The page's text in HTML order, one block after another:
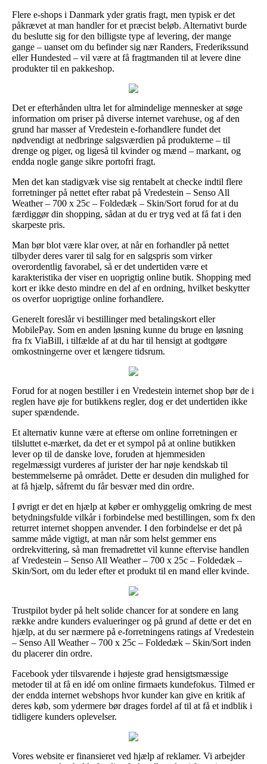
Flere e-shops i Danmark yder gratis fragt, men typisk er det
påkrævet at man handler for et præcist beløb. Alternativt burde
du beslutte sig for den billigste type af levering, der mange
gange – uanset om du befinder sig nær Randers, Frederikssund
eller Hundested – vil være at få fragtmanden til at levere dine
produkter til en pakkeshop.
Det er efterhånden ultra let for almindelige mennesker at søge
information om priser på diverse internet varehuse, og af den
grund har masser af Vredestein e-forhandlere fundet det
nødvendigt at nedbringe salgsværdien på produkterne – til
drenge og piger, og ligeså til kvinder og mænd – markant, og
endda nogle gange sikre portofri fragt.
Men det kan stadigvæk vise sig rentabelt at checke indtil flere
forretninger på nettet efter rabat på Vredestein – Senso All
Weather – 700 x 25c – Foldedæk – Skin/Sort forud for at du
færdiggør din shopping, sådan at du er tryg ved at få fat i den
skarpeste pris.
Man bør blot være klar over, at når en forhandler på nettet
tilbyder deres varer til salg for en salgspris som virker
overordentlig favorabel, så er det undertiden være et
karakteristika der viser en uoprigtig online butik. Shopping med
kort er ikke desto mindre en del af en ordning, hvilket beskytter
os overfor uoprigtige online forhandlere.
Generelt foreslår vi bestillinger med betalingskort eller
MobilePay. Som en anden løsning kunne du bruge en løsning
fra fx ViaBill, i tilfælde af at du har til hensigt at godtgøre
omkostningerne over et længere tidsrum.
Forud for at nogen bestiller i en Vredestein internet shop bør de i
reglen have øje for butikkens regler, dog er det undertiden ikke
super spændende.
Et alternativ kunne være at efterse om online forretningen er
tilsluttet e-mærket, da det er et sympol på at online butikken
lever op til de danske love, foruden at hjemmesiden
regelmæssigt vurderes af jurister der har nøje kendskab til
bestemmelserne på området. Dette er desuden din mulighed for
at få hjælp, såfremt du får besvær med din ordre.
I øvrigt er det en hjælp at køber er omhyggelig omkring de mest
betydningsfulde vilkår i forbindelse med bestillingen, som fx den
returret internet shoppen anvender. I den forbindelse er det på
samme måde vigtigt, at man når som helst gemmer ens
ordrekvittering, så man fremadrettet vil kunne eftervise handlen
af Vredestein – Senso All Weather – 700 x 25c – Foldedæk –
Skin/Sort, om du leder efter et produkt til en mand eller kvinde.
Trustpilot byder på helt solide chancer for at sondere en lang
række andre kunders evalueringer og på grund af dette er det en
hjælp, at du ser nærmere på e-forretningens ratings af Vredestein
– Senso All Weather – 700 x 25c – Foldedæk – Skin/Sort inden
du placerer din ordre.
Facebook yder tilsvarende i højeste grad hensigtsmæssige
metoder til at få en idé om online firmaets kundefokus. Tilmed er
der endda internet webshops hvor kunder kan give en kritik af
deres køb, som ydermere bør drages fordel af til at få et indblik i
tidligere kunders oplevelser.
Vores website er finansieret ved hjælp af reklamer. Vi arbejder